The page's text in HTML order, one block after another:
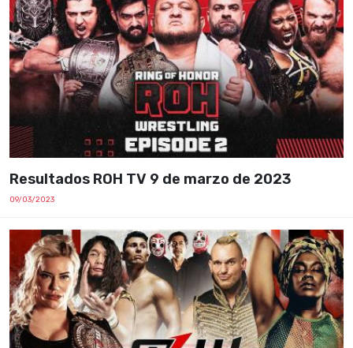
Resultados ROH TV 9 de marzo de 2023
09/03/2023